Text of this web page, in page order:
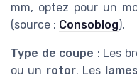
mm, optez pour un
(source : Consoblog).
Type de coupe : Les
ou un rotor. Les lames